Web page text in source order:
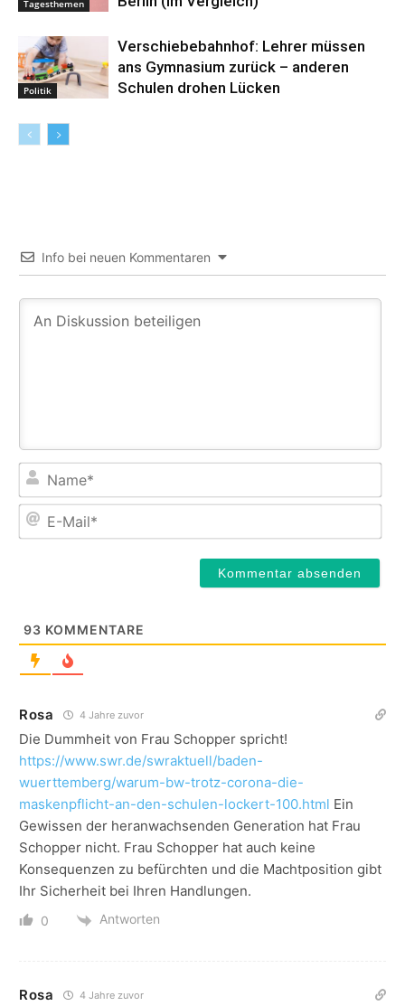
Tagesthemen
Politik
Verschiebebahnhof: Lehrer müssen
ans Gymnasium zurück – anderen
Schulen drohen Lücken
Info bei neuen Kommentaren
E-
93 KOMMENTARE
Rosa 4 Jahre zuvor
Die Dummheit von Frau Schopper spricht!
https://www.swr.de/swraktuell/baden-
wuerttemberg/warum-bw-trotz-corona-die-
maskenpflicht-an-den-schulen-lockert-100.html Ein
Gewissen der heranwachsenden Generation hat Frau
Schopper nicht. Frau Schopper hat auch keine
Konsequenzen zu befürchten und die Machtposition gibt
Ihr Sicherheit bei Ihren Handlungen.
0 Antworten
Rosa 4 Jahre zuvor